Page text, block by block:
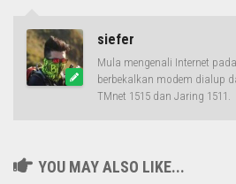
siefer
Mula mengenali Internet
berbekalkan modem dialup
TMnet 1515 dan Jaring 1511.
YOU MAY ALSO LIKE...